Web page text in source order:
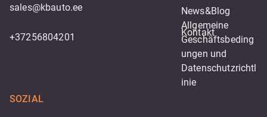
sales@kbauto.ee
+37256804201
News&Blog
Kontakt
Allgemeine
Geschäftsbeding
ungen und
Datenschutzrichtl
inie
SOZIAL